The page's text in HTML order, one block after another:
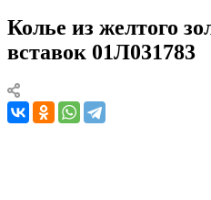
Колье из желтого
вставок 01Л031783